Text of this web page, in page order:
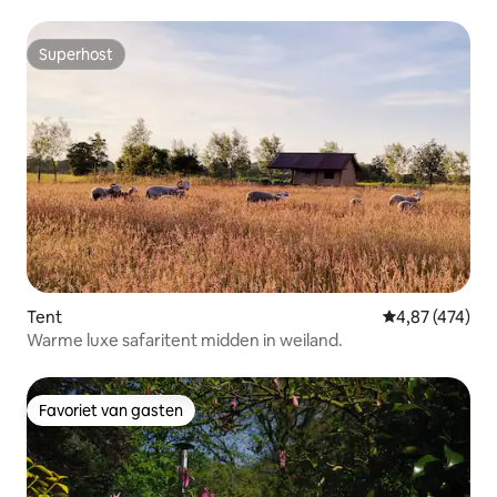
Superhost
Superhost
Tent Gemiddelde
4,87 (474)
Warme luxe safaritent midden in weiland.
Favoriet van gasten
Favoriet van gasten